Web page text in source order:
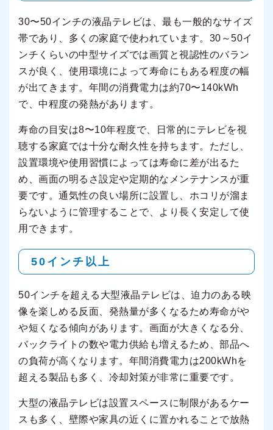
30〜50インチの液晶テレビは、最も一般的なサイズ
帯であり、多くの家庭で使われています。30～50イ
ンチくらいの中型サイズでは画質と視認性のバラン
スが良く、使用環境によって寿命にもある程度の幅
が出てきます。年間の消費電力は約70〜140kWh
で、中程度の発熱があります。
寿命の目安は8〜10年程度で、日常的にテレビを視
聴する家庭では十分な耐久性を持ちます。ただし、
設置環境や使用習慣によっては寿命に差が出るた
め、画面の明るさ設定や定期的なメンテナンスが重
要です。通気性の良い場所に設置し、ホコリが溜ま
らないように管理することで、より長く安定して使
用できます。
50インチ以上
50インチを超える大型液晶テレビは、迫力のある映
像を楽しめる反面、発熱量が多くなるため寿命がや
や短くなる傾向があります。画面が大きくなる分、
バックライトの数や電力供給も増えるため、部品へ
の負荷が高くなります。年間消費電力は200kWhを
超える製品も多く、冷却対策が非常に重要です。
大型の液晶テレビは設置スペースに制限があるケー
スも多く、壁際や家具の近くに置かれることで放熱